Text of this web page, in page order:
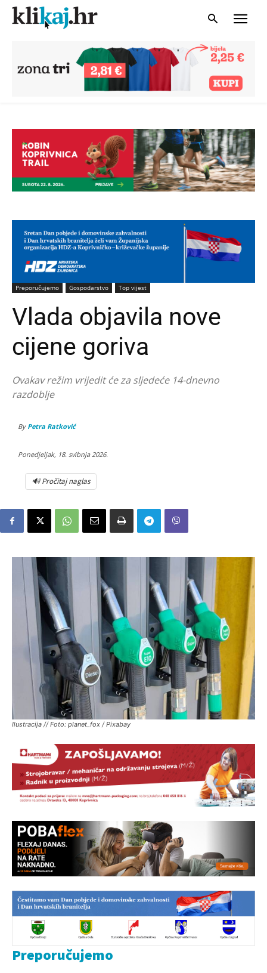
Preporučujemo Gospodarstvo Top vijest
Vlada objavila nove
cijene goriva
Ovakav režim vrijedit će za sljedeće 14-dnevno
razdoblje
By Petra Ratković
Ponedjeljak, 18. svibnja 2026.
🔊 Pročitaj naglas
Ilustracija // Foto: planet_fox / Pixabay
Preporučujemo